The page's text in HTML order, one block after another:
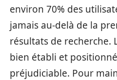
environ 70% des
jamais au-delà de la
résultats de recherche.
bien établi et
préjudiciable. Pour